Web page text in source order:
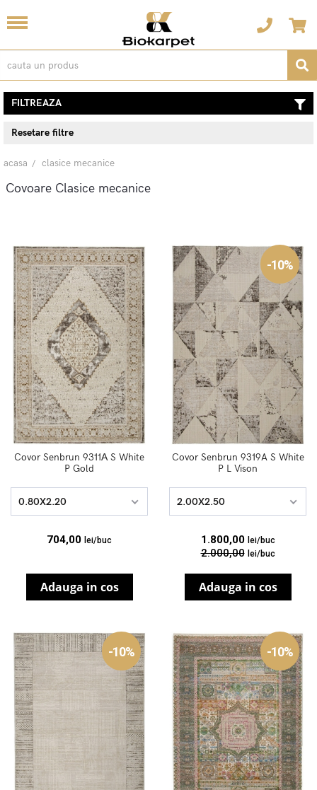
FILTREAZA
Resetare filtre
acasa clasice mecanice
Covoare Clasice mecanice
Covor Senbrun 9311Α S White
P Gold
0.80X2.20
704,00 lei/buc
Adauga in cos
-10%
Covor Senbrun 9319A S White
P L Vison
2.00X2.50
1.800,00 lei/buc
2.000,00 lei/buc
Adauga in cos
-10% -10%